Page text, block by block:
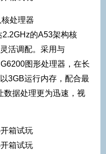
处理器
的A53架构核
活调配。采用与
图形处理器，在长
3GB运行内存，配合最
数据处理更为迅速，视